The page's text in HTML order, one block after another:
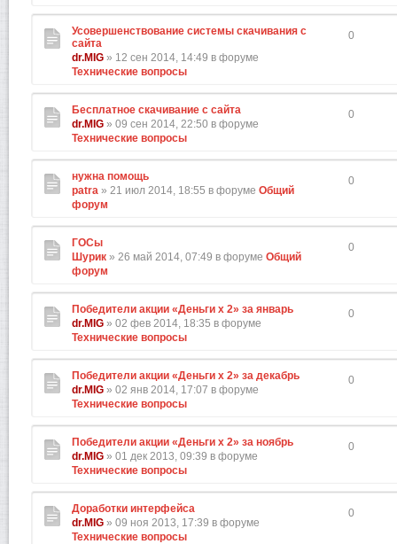
Усовершенствование системы скачивания с
сайта
dr.MIG » 12 сен 2014, 14:49 в форуме
Технические вопросы
0
Бесплатное скачивание с сайта
dr.MIG » 09 сен 2014, 22:50 в форуме
Технические вопросы
0
нужна помощь
patra » 21 июл 2014, 18:55 в форуме Общий
форум
0
ГОСы
Шурик » 26 май 2014, 07:49 в форуме Общий
форум
0
Победители акции «Деньги х 2» за январь
dr.MIG » 02 фев 2014, 18:35 в форуме
Технические вопросы
0
Победители акции «Деньги х 2» за декабрь
dr.MIG » 02 янв 2014, 17:07 в форуме
Технические вопросы
0
Победители акции «Деньги х 2» за ноябрь
dr.MIG » 01 дек 2013, 09:39 в форуме
Технические вопросы
0
Доработки интерфейса
dr.MIG » 09 ноя 2013, 17:39 в форуме
Технические вопросы
0